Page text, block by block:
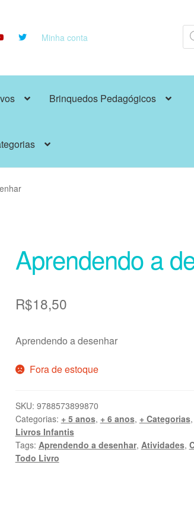
Minha conta
Brinquedos Pedagógicos
Aprendendo a
R$18,50
Aprendendo a desenhar
Fora de estoque
SKU: 9788573899870
Categorias: + 5 anos, + 6 anos, + Categorias,
Livros Infantis
Tags: Aprendendo a desenhar, Atividades,
Todo Livro